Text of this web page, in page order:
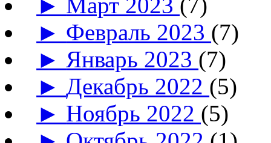
► Февраль 2023 (7)
► Январь 2023 (7)
►Декабрь 2022 (5)
► Ноябрь 2022 (5)